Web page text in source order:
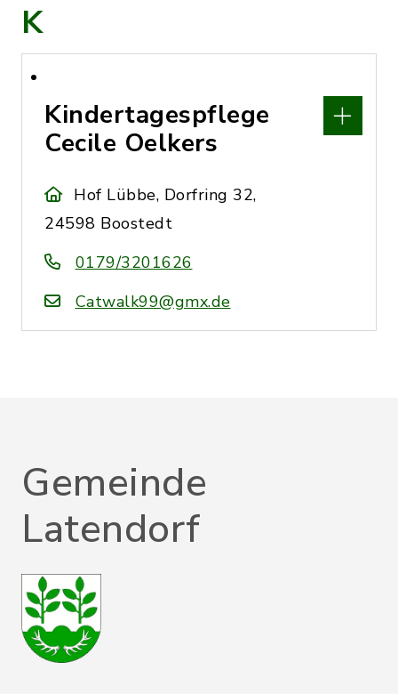
K
Kindertagespflege
Cecile Oelkers
Hof Lübbe, Dorfring 32,
24598 Boostedt
0179/3201626
Catwalk99@gmx.de
Gemeinde
Latendorf